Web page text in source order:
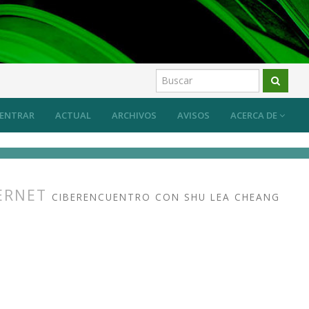
ACTUAL ARCHIVOS AVISOS ACERCA DE
ENTRAR
CIBERENCUENTRO CON SHU LEA CHEANG